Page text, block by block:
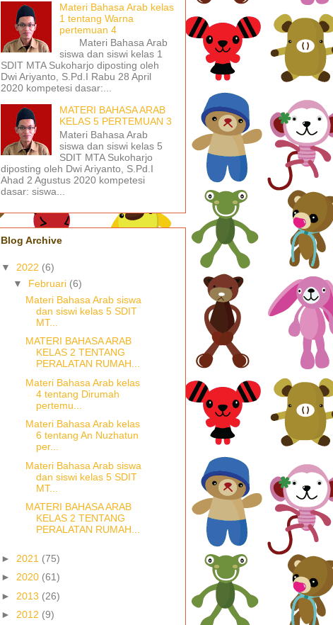
Materi Bahasa Arab kelas
1 tentang Warna
pertemuan 4
Materi Bahasa Arab
siswa dan siswi kelas 1
SDIT MTA Sukoharjo diposting oleh
Dwi Ariyanto, S.Pd.I Rabu 28 April
2020 kompetesi dasar:...
MATERI BAHASA ARAB
KELAS 5 PERTEMUAN 3
Materi Bahasa Arab
siswa dan siswi kelas 5
SDIT MTA Sukoharjo
diposting oleh Dwi Ariyanto, S.Pd.I
Ahad 2 Agustus 2020 kompetesi
dasar: siswa...
Blog Archive
▼ 2022 (6)
▼ Februari (6)
Materi Bahasa Arab siswa
dan siswi kelas 5 SDIT
MT...
MATERI BAHASA ARAB
KELAS 2 TENTANG
PERALATAN RUMAH...
Materi Bahasa Arab kelas
4 tentang Dirumah
pertemu...
Materi Bahasa Arab kelas
6 tentang An Nuzhatun
per...
Materi Bahasa Arab siswa
dan siswi kelas 5 SDIT
MT...
MATERI BAHASA ARAB
KELAS 2 TENTANG
PERALATAN RUMAH...
► 2021 (75)
► 2020 (61)
► 2013 (26)
► 2012 (9)